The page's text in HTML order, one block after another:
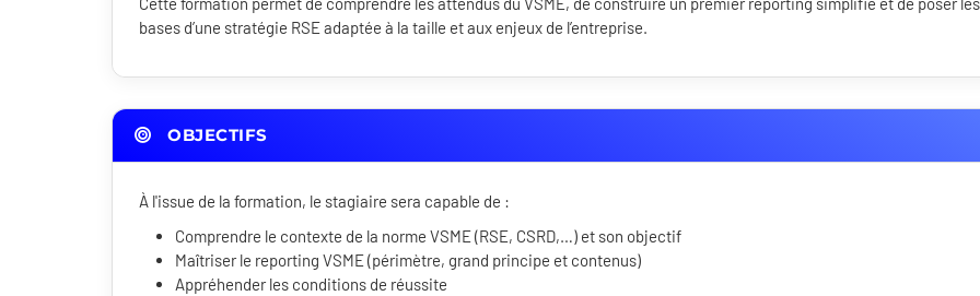
bases d’une stratégie RSE adaptée à la taille et aux enjeux de l’entreprise.
OBJECTIFS
À l'issue de la formation, le stagiaire sera capable de :
Comprendre le contexte de la norme VSME (RSE, CSRD,…) et son objectif
Maîtriser le reporting VSME (périmètre, grand principe et contenus)
Appréhender les conditions de réussite